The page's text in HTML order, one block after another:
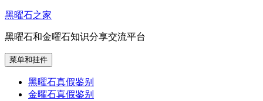
跳
内
容
黑曜石之家
黑曜石和金曜石知识分享交流平台
菜单和挂件
黑曜石真假鉴别
金曜石真假鉴别